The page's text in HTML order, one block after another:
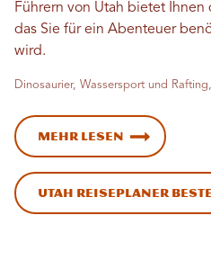
Führern von Utah bietet Ihnen
das Sie für ein Abenteuer
wird.
Dinosaurier, Wassersport und
Mehr lesen
Utah Reiseplaner